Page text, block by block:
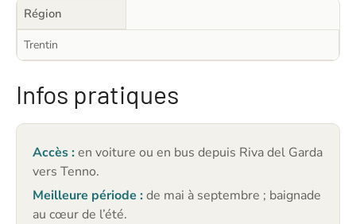
Région
Trentin
Infos pratiques
Accès :en voiture ou en bus depuis Riva del Garda
vers Tenno.
Meilleure période :de mai à septembre ; baignade
au cœur de l’été.